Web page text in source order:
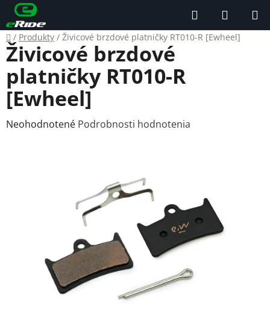
Prejsť
na
obsah
Hľadať
KOŠÍK
Domov
/ Produkty / Živicové brzdové platničky RT010-R [Ewheel]
Živicové brzdové
platničky RT010-R
[Ewheel]
Priemerné
Neohodnotené Podrobnosti hodnotenia